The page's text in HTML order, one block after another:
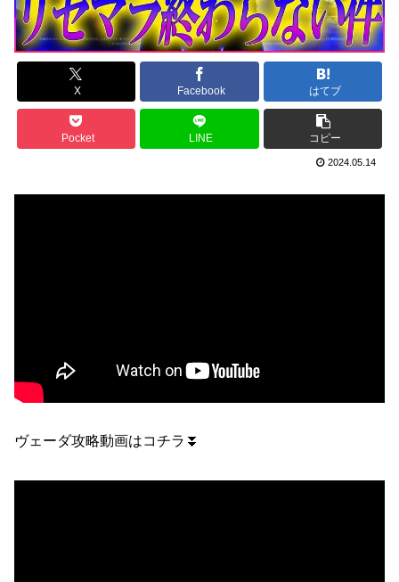
X Facebook はてブ
Pocket LINE コピー
2024.05.14
ヴェーダ攻略動画はコチラ⏬️